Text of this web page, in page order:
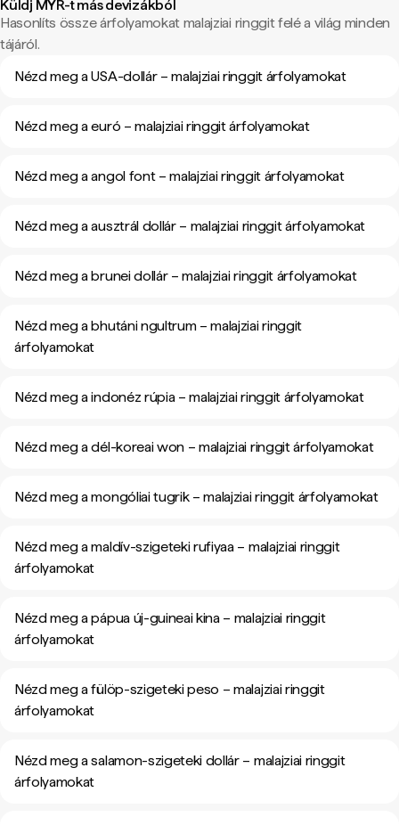
Küldj MYR-t más devizákból
Hasonlíts össze árfolyamokat malajziai ringgit felé a világ minden
tájáról.
Nézd meg a USA-dollár – malajziai ringgit árfolyamokat
Nézd meg a euró – malajziai ringgit árfolyamokat
Nézd meg a angol font – malajziai ringgit árfolyamokat
Nézd meg a ausztrál dollár – malajziai ringgit árfolyamokat
Nézd meg a brunei dollár – malajziai ringgit árfolyamokat
Nézd meg a bhutáni ngultrum – malajziai ringgit
árfolyamokat
Nézd meg a indonéz rúpia – malajziai ringgit árfolyamokat
Nézd meg a dél-koreai won – malajziai ringgit árfolyamokat
Nézd meg a mongóliai tugrik – malajziai ringgit árfolyamokat
Nézd meg a maldív-szigeteki rufiyaa – malajziai ringgit
árfolyamokat
Nézd meg a pápua új-guineai kina – malajziai ringgit
árfolyamokat
Nézd meg a fülöp-szigeteki peso – malajziai ringgit
árfolyamokat
Nézd meg a salamon-szigeteki dollár – malajziai ringgit
árfolyamokat